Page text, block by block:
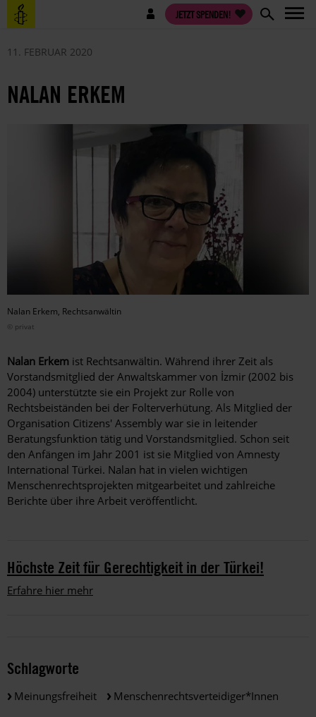
Direkt
zum
Benutzermenü JETZT SPENDEN!
11. FEBRUAR 2020
NALAN ERKEM
Nalan Erkem, Rechtsanwältin
© privat
Nalan Erkem ist Rechtsanwältin. Während ihrer Zeit als
Vorstandsmitglied der Anwaltskammer von İzmir (2002 bis
2004) unterstützte sie ein Projekt zur Rolle von
Rechtsbeiständen bei der Folterverhütung. Als Mitglied der
Organisation Citizens' Assembly war sie in leitender
Beratungsfunktion tätig und Vorstandsmitglied. Schon seit
den Anfängen im Jahr 2001 ist sie Mitglied von Amnesty
International Türkei. Nalan hat in vielen wichtigen
Menschenrechtsprojekten mitgearbeitet und zahlreiche
Berichte über ihre Arbeit veröffentlicht.
Höchste Zeit für Gerechtigkeit in der Türkei!
Erfahre hier mehr
Schlagworte
Meinungsfreiheit Menschenrechtsverteidiger*innen